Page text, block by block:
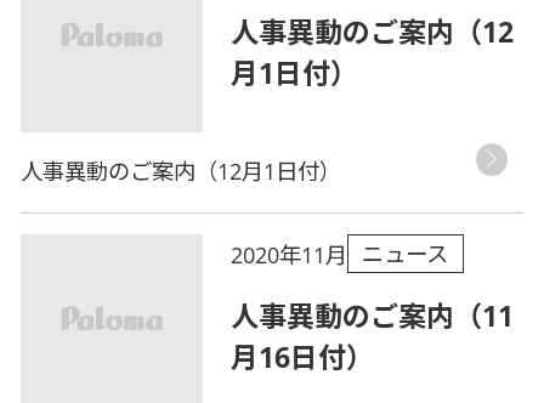
人事異動のご案内（12
月1日付）
人事異動のご案内（12月1日付）
2020年11月 ニュース
人事異動のご案内（11
月16日付）